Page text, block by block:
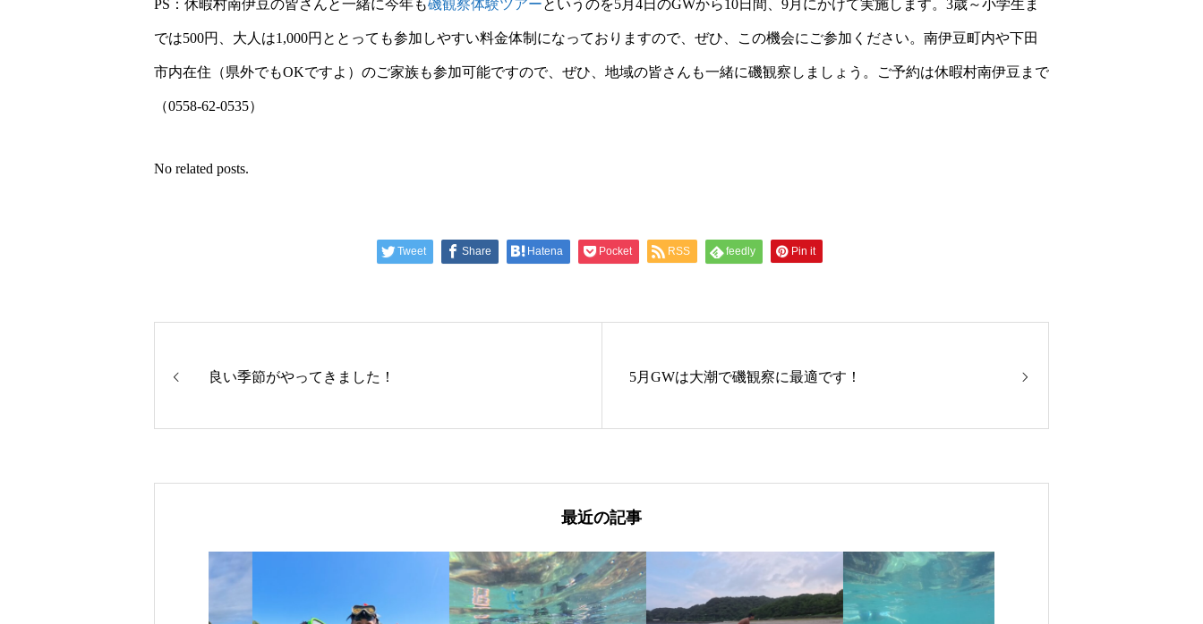
PS：休暇村南伊豆の皆さんと一緒に今年も磯観察体験ツアーというのを5月4日のGWから10日間、9月にかけて実施します。3歳～小学生ま
では500円、大人は1,000円ととっても参加しやすい料金体制になっておりますので、ぜひ、この機会にご参加ください。南伊豆町内や下田
市内在住（県外でもOKですよ）のご家族も参加可能ですので、ぜひ、地域の皆さんも一緒に磯観察しましょう。ご予約は休暇村南伊豆まで
（0558-62-0535）
No related posts.
Tweet Share Hatena Pocket RSS feedly Pin it
良い季節がやってきました！ 5月GWは大潮で磯観察に最適です！
最近の記事